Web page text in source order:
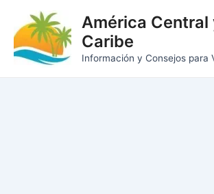
contenido
América Central
Caribe
Información y Consejos para